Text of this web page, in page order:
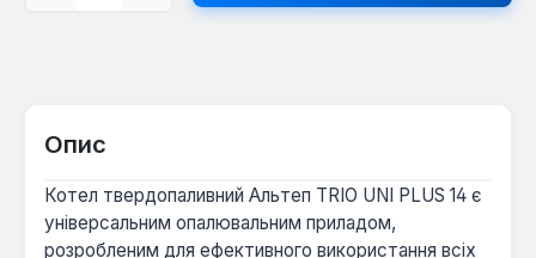
Опис
Котел твердопаливний Альтеп TRIO UNI PLUS 14 є
універсальним опалювальним приладом,
розробленим для ефективного використання всіх